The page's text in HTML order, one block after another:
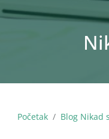
Početak Blog Nikad